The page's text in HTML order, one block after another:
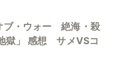
ブ・ウォー 絶海・殺
獄」 感想 サメVSコ